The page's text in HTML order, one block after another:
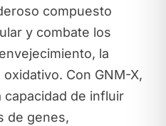
compuesto
y combate los
la
Con GNM-X,
de influir
de genes,